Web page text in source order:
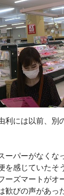
利には以前、別
ーパーがなくな
を感じていたそ
ーズマートがオ
歓びの声があっ